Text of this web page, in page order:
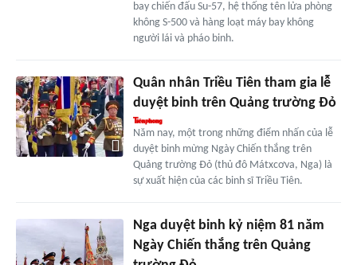
bay chiến đấu Su-57, hệ thống tên lửa phòng
không S-500 và hàng loạt máy bay không
người lái và pháo binh.
Quân nhân Triều Tiên tham gia lễ
duyệt binh trên Quảng trường Đỏ
Năm nay, một trong những điểm nhấn của lễ
duyệt binh mừng Ngày Chiến thắng trên
Quảng trường Đỏ (thủ đô Mátxcơva, Nga) là
sự xuất hiện của các binh sĩ Triều Tiên.
Nga duyệt binh kỷ niệm 81 năm
Ngày Chiến thắng trên Quảng